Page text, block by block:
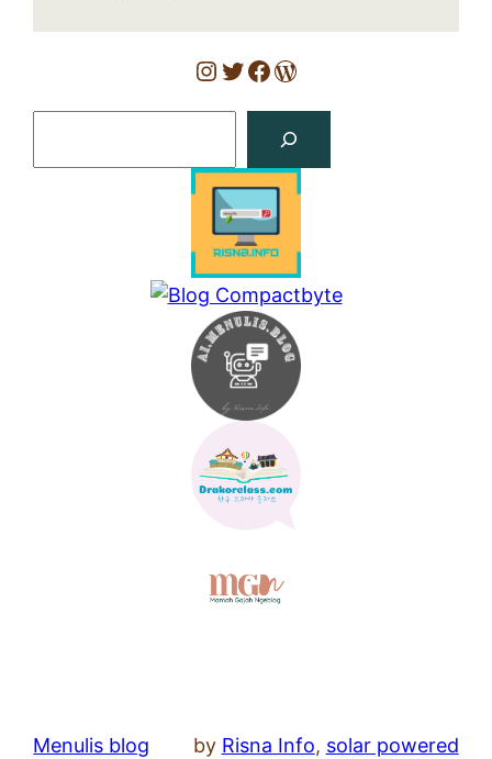
Instagram
Twitter
Facebook
WordPress
Menulis blog by Risna Info, solar powered